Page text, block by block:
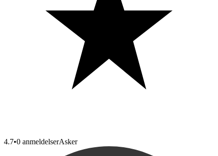
4.7•0 anmeldelserAsker